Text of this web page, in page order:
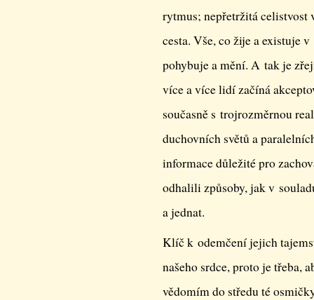
rytmus; nepřetržitá
cesta. Vše, co žije a existuje
pohybuje a mění. A tak je
více a více lidí začíná
současně s trojrozměrnou
duchovních světů a
informace důležité pro
odhalili způsoby, jak v
a jednat.
Klíč k odemčení jejich
našeho srdce, proto je třeba,
vědomím do středu té